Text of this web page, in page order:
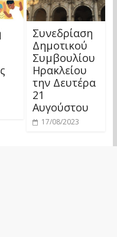
Συνεδρίαση
Δημοτικού
Συμβουλίου
Ηρακλείου
την Δευτέρα
21
Αυγούστου
17/08/2023